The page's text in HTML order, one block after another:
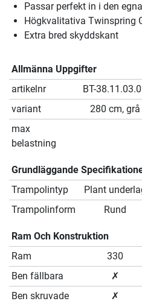
Passar perfekt in i den
Högkvalitativa Twinspring
Extra bred skyddskant
Allmänna Uppgifter
artikelnr
BT-
variant
280 cm, grå
max
belastning
Grundläggande
Trampolintyp
Plant
Trampolinform
Rund
Ram Och Konstruktion
Ram
330
Ben fällbara
✗
Ben skruvade
✗